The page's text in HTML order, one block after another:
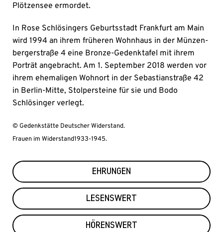
EHRUNGEN
LESENSWERT
HÖRENSWERT
Plötzensee ermordet.
In Ro­se Schlösin­gers Ge­burts­stadt Frank­furt am Main
wird 1994 an ih­rem früh­er­en Wohn­haus in der Mün­zen­
ber­ger­straße 4 eine Bron­ze-Ge­denk­ta­fel mit ih­rem
Por­trät an­ge­bracht. Am 1. Sep­tem­ber 2018 wer­den vor
ih­rem ehe­mali­gen Wohn­ort in der Se­bas­tian­straße 42
in Berlin-­Mitte, Stol­per­stei­ne für sie und Bo­do
Schlösin­ger ver­legt.
© Gedenkstätte Deutscher Widerstand.
Frauen im Widerstand1933-1945.